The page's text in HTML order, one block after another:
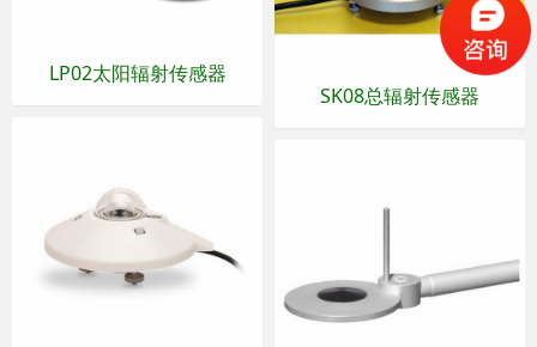
LP02太阳辐射传感器
SK08总辐射传感器